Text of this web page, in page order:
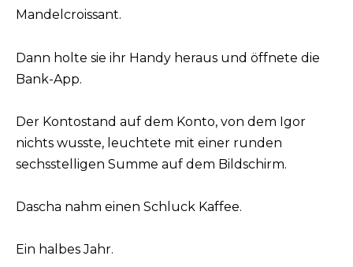
Mandelcroissant.
Dann holte sie ihr Handy heraus und öffnete die
Bank-App.
Der Kontostand auf dem Konto, von dem Igor
nichts wusste, leuchtete mit einer runden
sechsstelligen Summe auf dem Bildschirm.
Dascha nahm einen Schluck Kaffee.
Ein halbes Jahr.